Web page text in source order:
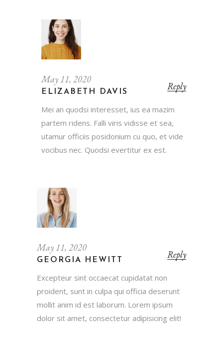
Reply
May 11, 2020
ELIZABETH DAVIS
Mei an quodsi interesset, ius ea mazim
partem ridens. Falli viris vidisse et sea,
utamur officiis posidonium cu quo, et vide
vocibus nec. Quodsi evertitur ex est.
Reply
May 11, 2020
GEORGIA HEWITT
Excepteur sint occaecat cupidatat non
proident, sunt in culpa qui officia deserunt
mollit anim id est laborum. Lorem ipsum
dolor sit amet, consectetur adipisicing elit!